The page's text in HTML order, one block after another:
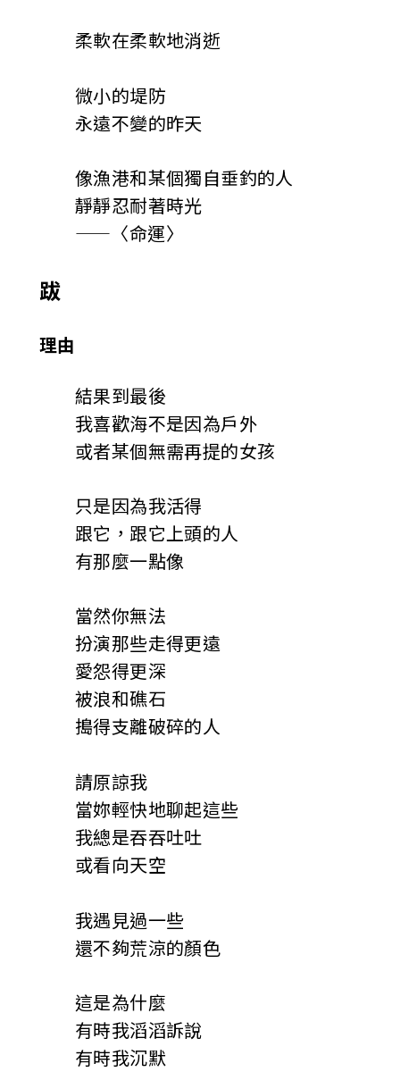
柔軟在柔軟地消逝
微小的堤防
永遠不變的昨天
像漁港和某個獨自垂釣的人
靜靜忍耐著時光
——〈命運〉
跋
理由
結果到最後
我喜歡海不是因為戶外
或者某個無需再提的女孩
只是因為我活得
跟它，跟它上頭的人
有那麼一點像
當然你無法
扮演那些走得更遠
愛怨得更深
被浪和礁石
搗得支離破碎的人
請原諒我
當妳輕快地聊起這些
我總是吞吞吐吐
或看向天空
我遇見過一些
還不夠荒涼的顏色
這是為什麼
有時我滔滔訴說
有時我沉默